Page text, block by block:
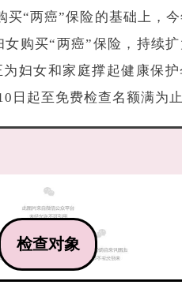
买“两癌”保险的基础上，
购买“两癌”保险，持续
妇女和家庭撑起健康保
日起至免费检查名额满为止
检查对象